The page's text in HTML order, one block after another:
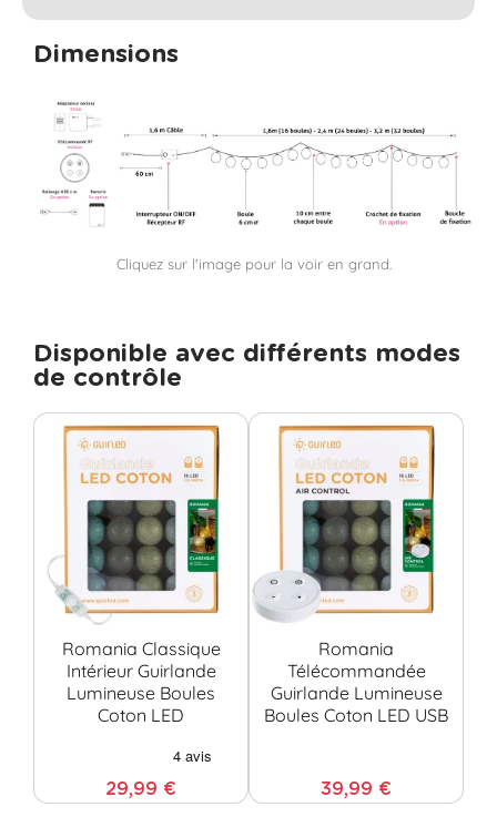
Dimensions
Cliquez sur l'image pour la voir en grand.
Disponible avec différents modes
de contrôle
Romania Classique
Intérieur Guirlande
Lumineuse Boules
Coton LED
29,99 €
Romania
Télécommandée
Guirlande Lumineuse
Boules Coton LED USB
39,99 €